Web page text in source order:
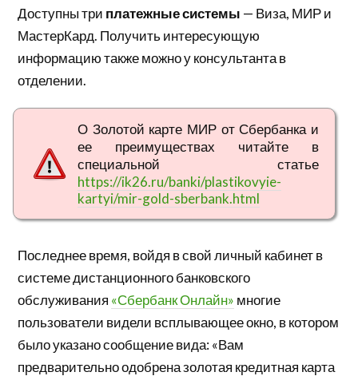
Доступны три платежные системы — Виза, МИР и
МастерКард. Получить интересующую
информацию также можно у консультанта в
отделении.
О Золотой карте МИР от Сбербанка и
ее преимуществах читайте в
специальной статье
https://ik26.ru/banki/plastikovyie-
kartyi/mir-gold-sberbank.html
Последнее время, войдя в свой личный кабинет в
системе дистанционного банковского
обслуживания «Сбербанк Онлайн» многие
пользователи видели всплывающее окно, в котором
было указано сообщение вида: «Вам
предварительно одобрена золотая кредитная карта